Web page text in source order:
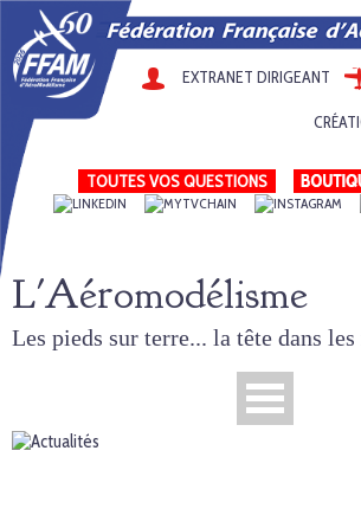
EXTRANET DIRIGEANT
TOUTES VOS QUESTIONS
L'Aéromodélisme
Les pieds sur terre... la tête dans les